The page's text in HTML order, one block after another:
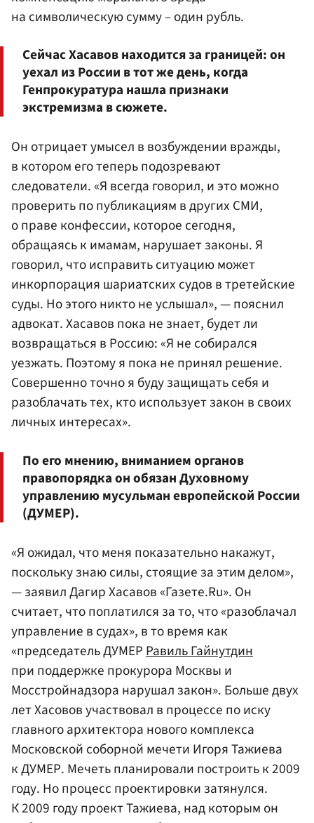
на символическую сумму – один рубль.
Сейчас Хасавов находится за границей: он
уехал из России в тот же день, когда
Генпрокуратура нашла признаки
экстремизма в сюжете.
Он отрицает умысел в возбуждении вражды,
в котором его теперь подозревают
следователи. «Я всегда говорил, и это можно
проверить по публикациям в других СМИ,
о праве конфессии, которое сегодня,
обращаясь к имамам, нарушает законы. Я
говорил, что исправить ситуацию может
инкорпорация шариатских судов в третейские
суды. Но этого никто не услышал», — пояснил
адвокат. Хасавов пока не знает, будет ли
возвращаться в Россию: «Я не собирался
уезжать. Поэтому я пока не принял решение.
Совершенно точно я буду защищать себя и
разоблачать тех, кто использует закон в своих
личных интересах».
По его мнению, вниманием органов
правопорядка он обязан Духовному
управлению мусульман европейской России
(ДУМЕР).
«Я ожидал, что меня показательно накажут,
поскольку знаю силы, стоящие за этим делом»,
— заявил Дагир Хасавов «Газете.Ru». Он
считает, что поплатился за то, что «разоблачал
управление в судах», в то время как
«председатель ДУМЕРРавиль Гайнутдин
при поддержке прокурора Москвы и
Мосстройнадзора нарушал закон». Больше двух
лет Хасовов участвовал в процессе по иску
главного архитектора нового комплекса
Московской соборной мечети Игоря Тажиева
к ДУМЕР. Мечеть планировали построить к 2009
году. Но процесс проектировки затянулся.
К 2009 году проект Тажиева, над которым он